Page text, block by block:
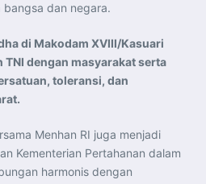
dan negara.
di Makodam XVIII/Kasuari
dengan masyarakat serta
toleransi, dan
Menhan RI juga menjadi
Kementerian Pertahanan dalam
harmonis dengan